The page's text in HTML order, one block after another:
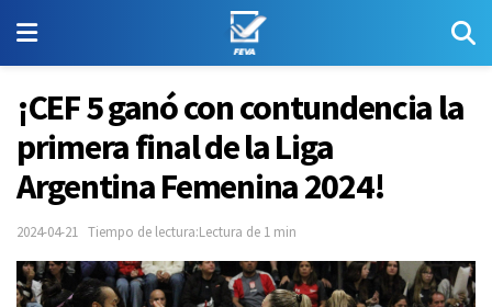
¡CEF 5 ganó con contundencia la
primera final de la Liga
Argentina Femenina 2024!
2024-04-21 Tiempo de lectura:Lectura de 1 min